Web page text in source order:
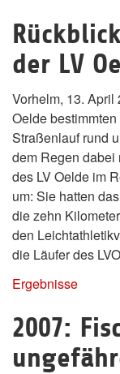
der LV
Vorhelm, 13. April
Oelde
Straßenlauf rund
dem Regen dabei
des LV Oelde im
um: Sie hatten
die zehn
den
die Läufer des
Ergebnisse
2007: